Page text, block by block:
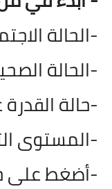
-الحالة
-الحالة
-حالة
-المستوى
-أضغط على